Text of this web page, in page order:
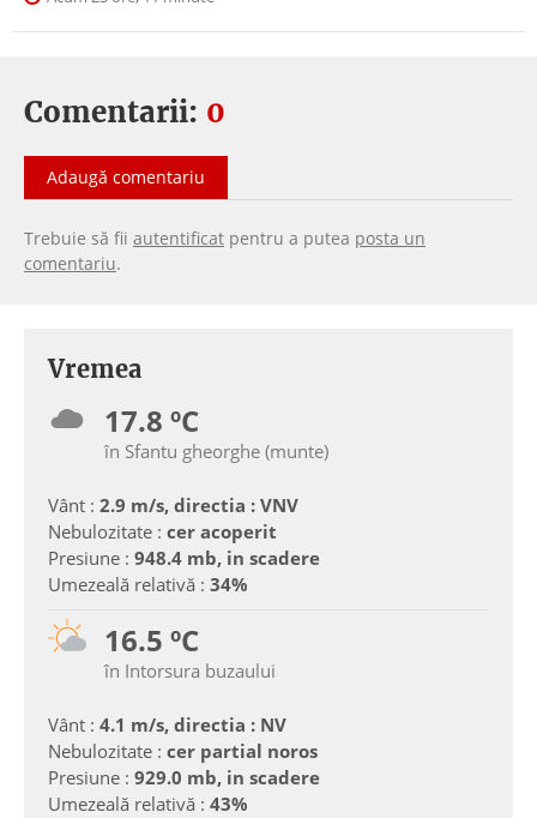
Comentarii: 0
Adaugă comentariu
Trebuie să fii autentificat pentru a putea posta un
comentariu.
Vremea
17.8 ºC
în Sfantu gheorghe (munte)
Vânt : 2.9 m/s, directia : VNV
Nebulozitate : cer acoperit
Presiune : 948.4 mb, in scadere
Umezeală relativă : 34%
16.5 ºC
în Intorsura buzaului
Vânt : 4.1 m/s, directia : NV
Nebulozitate : cer partial noros
Presiune : 929.0 mb, in scadere
Umezeală relativă : 43%